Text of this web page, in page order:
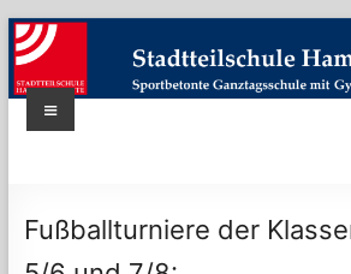
Skip
to
content
Mitte
Menü
Fußballturniere der